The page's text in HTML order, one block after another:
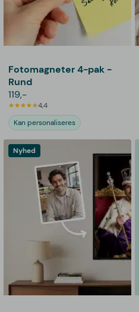
Fotomagneter 4-pak -
Rund
119,-
4,4
Kan personaliseres
Nyhed